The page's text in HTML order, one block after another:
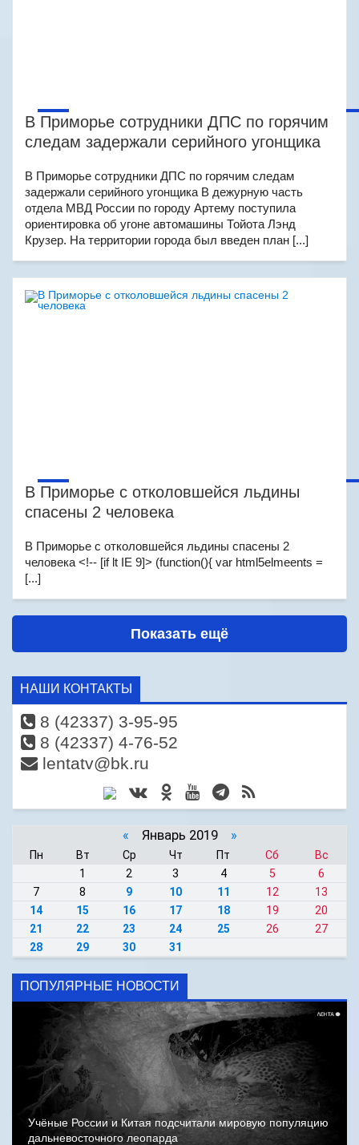
В Приморье сотрудники ДПС по горячим
следам задержали серийного угонщика
В Приморье сотрудники ДПС по горячим следам
задержали серийного угонщика В дежурную часть
отдела МВД России по городу Артему поступила
ориентировка об угоне автомашины Тойота Лэнд
Крузер. На территории города был введен план [...]
В Приморье с отколовшейся льдины
спасены 2 человека
В Приморье с отколовшейся льдины спасены 2
человека <!-- [if lt IE 9]> (function(){ var html5elmeents =
[...]
Показать ещё
НАШИ КОНТАКТЫ
8 (42337) 3-95-95
8 (42337) 4-76-52
lentatv@bk.ru
« Январь 2019 »
Пн Вт Ср Чт Пт Сб
Вс
1
2 3 4 5
6
7
8 9 10 11 12
13
14
15 16 17 18 19
20
21
22 23 24 25 26
27
28
29 30 31
ПОПУЛЯРНЫЕ НОВОСТИ
Учёные России и Китая подсчитали мировую популяцию
дальневосточного леопарда